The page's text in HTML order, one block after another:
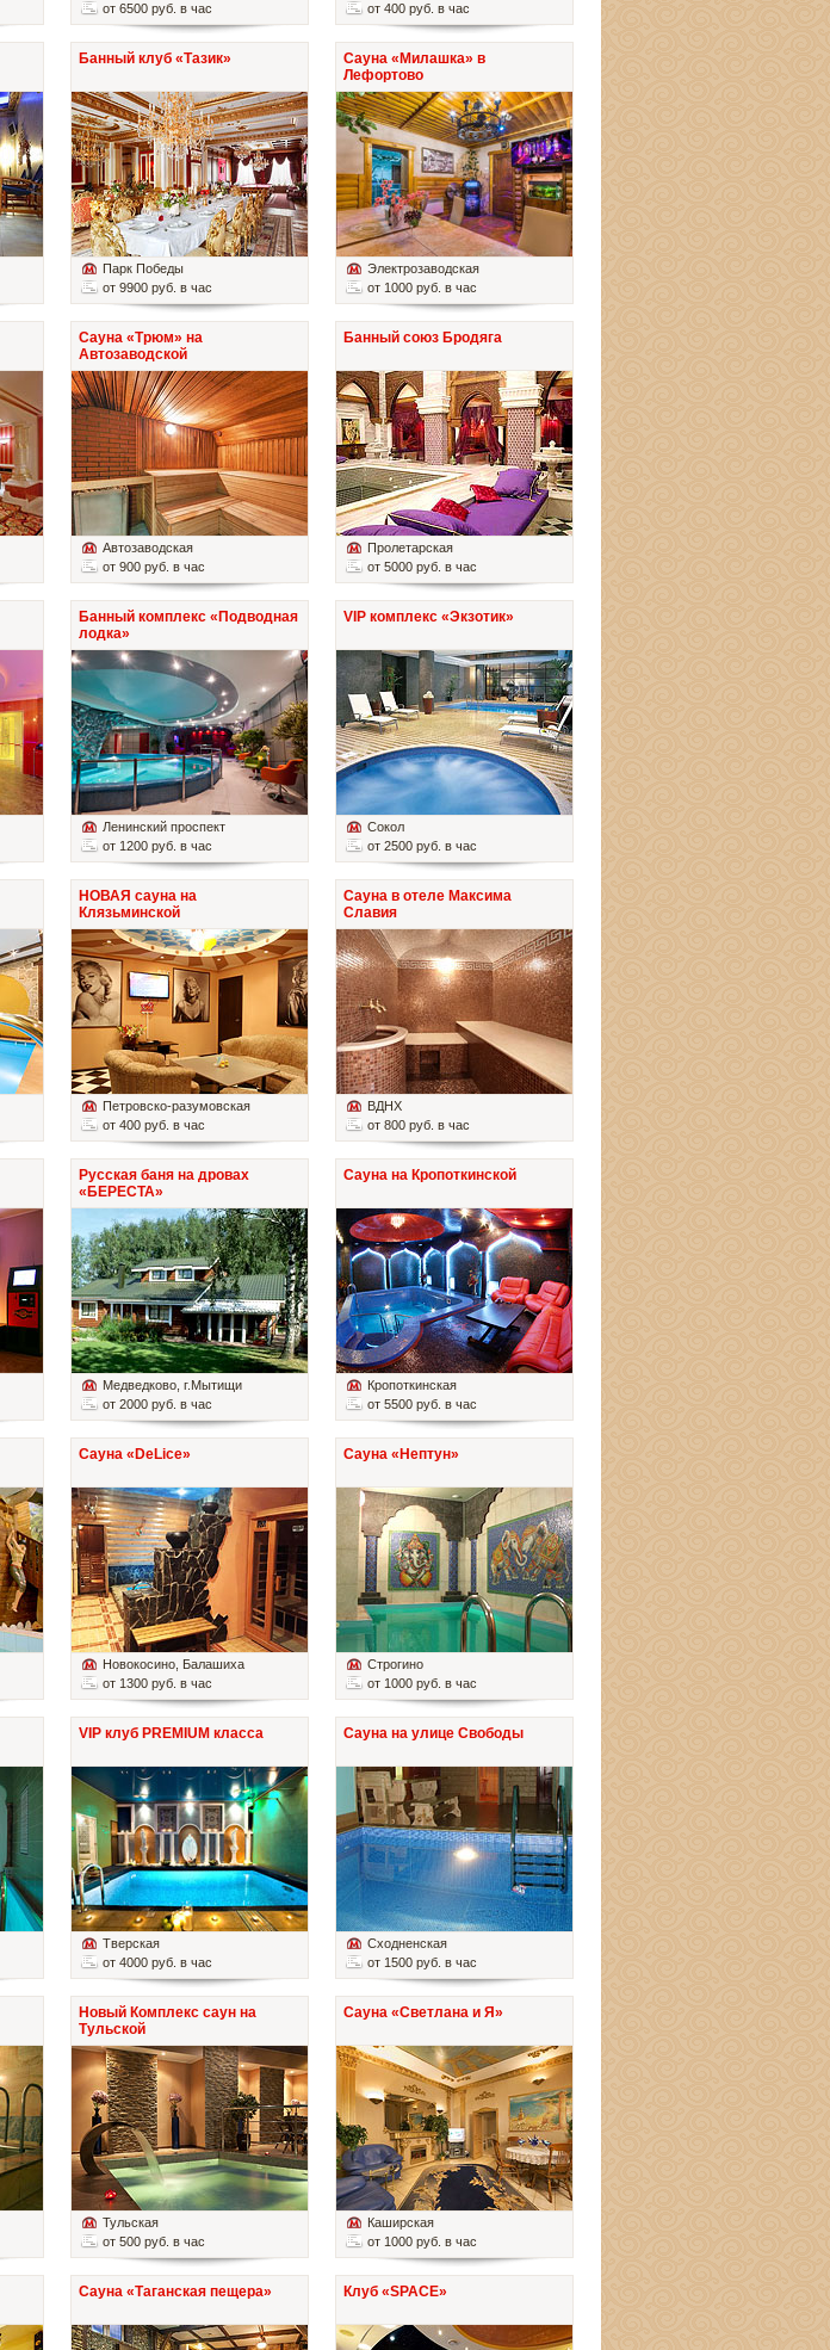
от 6500 руб. в час
от 400 руб. в час
Банный клуб «Тазик»
Парк Победы
от 9900 руб. в час
Сауна «Милашка» в
Лефортово
Электрозаводская
от 1000 руб. в час
Сауна «Трюм» на
Автозаводской
Автозаводская
от 900 руб. в час
Банный союз Бродяга
Пролетарская
от 5000 руб. в час
Банный комплекс «Подводная
лодка»
Ленинский проспект
от 1200 руб. в час
VIP комплекс «Экзотик»
Сокол
от 2500 руб. в час
НОВАЯ сауна на
Клязьминской
Петровско-разумовская
от 400 руб. в час
Сауна в отеле Максима
Славия
ВДНХ
от 800 руб. в час
Русская баня на дровах
«БЕРЕСТА»
Медведково , г.Мытищи
от 2000 руб. в час
Сауна на Кропоткинской
Кропоткинская
от 5500 руб. в час
Сауна «DeLice»
Новокосино , Балашиха
от 1300 руб. в час
Сауна «Нептун»
Строгино
от 1000 руб. в час
VIP клуб PREMIUM класса
Тверская
от 4000 руб. в час
Сауна на улице Свободы
Сходненская
от 1500 руб. в час
Новый Комплекс саун на
Тульской
Тульская
от 500 руб. в час
Сауна «Светлана и Я»
Каширская
от 1000 руб. в час
Сауна «Таганская пещера» Клуб «SPACE»